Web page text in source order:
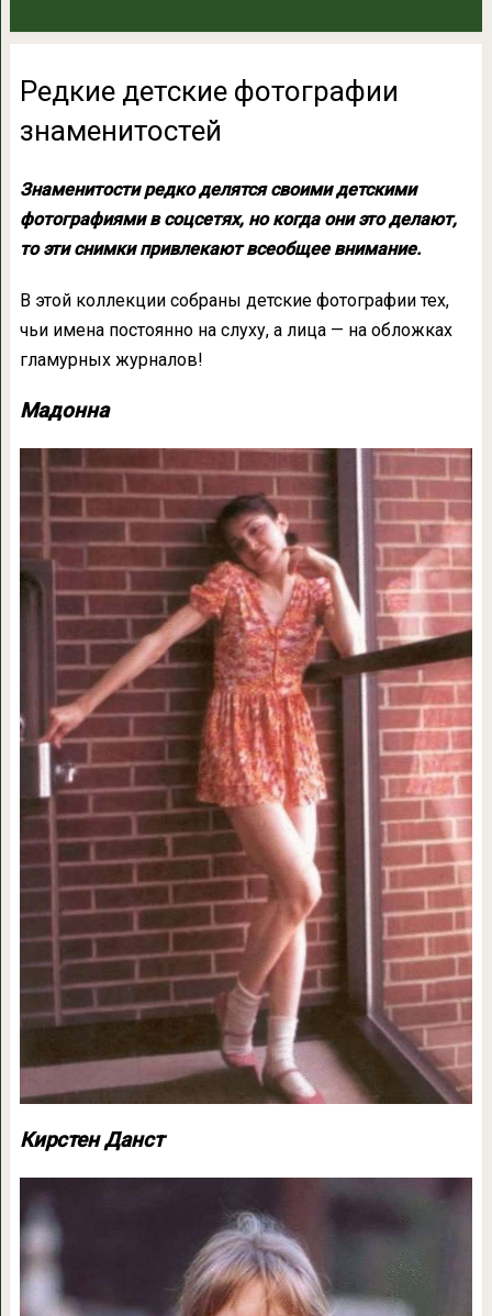
Редкие детские фотографии
знаменитостей
Знаменитости редко делятся своими детскими
фотографиями в соцсетях, но когда они это делают,
то эти снимки привлекают всеобщее внимание.
В этой коллекции собраны детские фотографии тех,
чьи имена постоянно на слуху, а лица — на обложках
гламурных журналов!
Мадонна
Кирстен Данст